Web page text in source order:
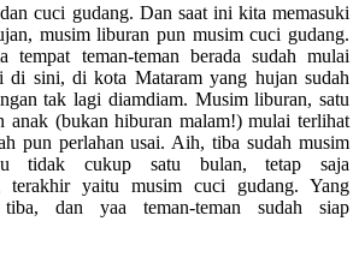
cuci gudang. Dan saat ini kita memasuki
musim liburan pun musim cuci gudang.
tempat teman-teman berada sudah mulai
di sini, di kota Mataram yang hujan sudah
tak lagi diamdiam. Musim liburan, satu
anak (bukan hiburan malam!) mulai terlihat
pun perlahan usai. Aih, tiba sudah musim
tidak cukup satu bulan, tetap saja
terakhir yaitu musim cuci gudang. Yang
dan yaa teman-teman sudah siap